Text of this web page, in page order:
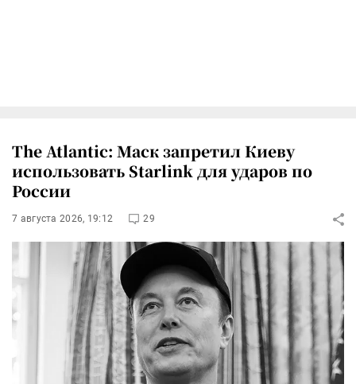
The Atlantic: Маск запретил Киеву
использовать Starlink для ударов по
России
7 августа 2026, 19:12 29